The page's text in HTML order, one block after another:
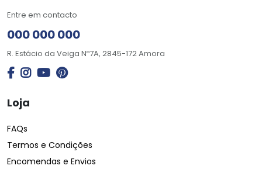
Entre em contacto
000 000 000
R. Estácio da Veiga Nº7A, 2845-172 Amora
Loja
FAQs
Termos e Condições
Encomendas e Envios